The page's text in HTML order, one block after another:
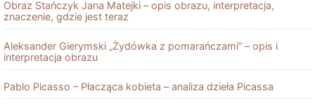
Obraz Stańczyk Jana Matejki – opis obrazu, interpretacja,
znaczenie, gdzie jest teraz
Aleksander Gierymski „Żydówka z pomarańczami” – opis i
interpretacja obrazu
Pablo Picasso – Płacząca kobieta – analiza dzieła Picassa